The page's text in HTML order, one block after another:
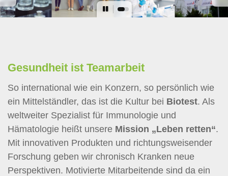
Gesundheit ist Teamarbeit
So international wie ein Konzern, so persönlich wie
ein Mittelständler, das ist die Kultur bei Biotest. Als
weltweiter Spezialist für Immunologie und
Hämatologie heißt unsere Mission „Leben retten“.
Mit innovativen Produkten und richtungsweisender
Forschung geben wir chronisch Kranken neue
Perspektiven. Motivierte Mitarbeitende sind da ein